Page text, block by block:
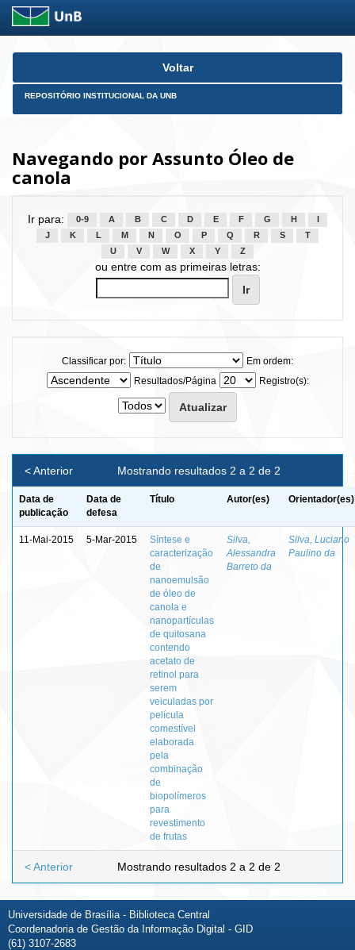
Skip
Voltar
REPOSITÓRIO INSTITUCIONAL DA UNB
Navegando por Assunto Óleo de
canola
Ir para: 0-9 A B C D E F G H
J
K L M N O P Q R S
T
U
V W X Y Z
ou entre com as primeiras letras:
Classificar por:
Em ordem:
Resultados/Página
Registro(s):
Mostrando resultados 2 a 2 de 2
< Anterior
Data de
publicação
Data de
defesa
Título Autor(es) Orientador(es)
11-Mai-2015 5-Mar-2015
Síntese e
caracterização
de
nanoemulsão
de óleo de
canola e
nanopartículas
de quitosana
contendo
acetato de
retinol para
serem
veiculadas por
película
comestível
elaborada
pela
combinação
de
biopolímeros
para
revestimento
de frutas
Silva,
Alessandra
Barreto da
Silva, Luciano
Paulino da
Mostrando resultados 2 a 2 de 2
< Anterior
Universidade de Brasília - Biblioteca Central
Coordenadoria de Gestão da Informação Digital - GID
(61) 3107-2683